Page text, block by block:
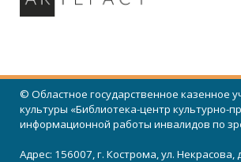
© Областное государственное казенное
культуры «Библиотека-центр культурно-
информационной работы инвалидов по
Адрес: 156007, г. Кострома, ул. Некрасова,